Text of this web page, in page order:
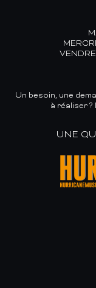
Un besoin, une
à réaliser
UNE